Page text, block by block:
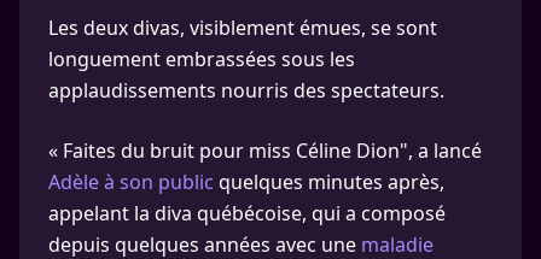
Les deux divas, visiblement émues, se sont
longuement embrassées sous les
applaudissements nourris des spectateurs.
« Faites du bruit pour miss Céline Dion", a lancé
Adèle à son public quelques minutes après,
appelant la diva québécoise, qui a composé
depuis quelques années avec une maladie